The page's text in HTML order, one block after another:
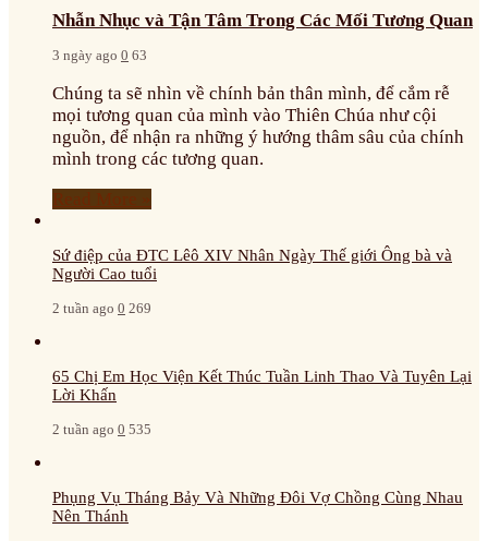
Nhẫn Nhục và Tận Tâm Trong Các Mối Tương Quan
3 ngày ago 0 63
Chúng ta sẽ nhìn về chính bản thân mình, để cắm rễ
mọi tương quan của mình vào Thiên Chúa như cội
nguồn, để nhận ra những ý hướng thâm sâu của chính
mình trong các tương quan.
Read More »
Sứ điệp của ĐTC Lêô XIV Nhân Ngày Thế giới Ông bà và
Người Cao tuổi
2 tuần ago 0 269
65 Chị Em Học Viện Kết Thúc Tuần Linh Thao Và Tuyên Lại
Lời Khấn
2 tuần ago 0 535
Phụng Vụ Tháng Bảy Và Những Đôi Vợ Chồng Cùng Nhau
Nên Thánh